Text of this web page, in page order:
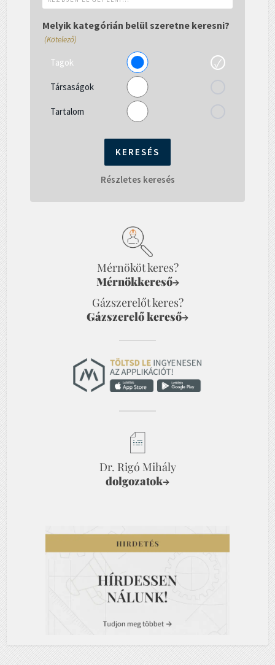
el
gépelni...
Melyik kategórián belül szeretne keresni?
(Kötelező)
Tagok
Társaságok
Tartalom
Részletes keresés
Mérnököt keres?
Mérnökkereső→
Gázszerelőt keres?
Gázszerelő kereső→
Dr. Rigó Mihály
dolgozatok→